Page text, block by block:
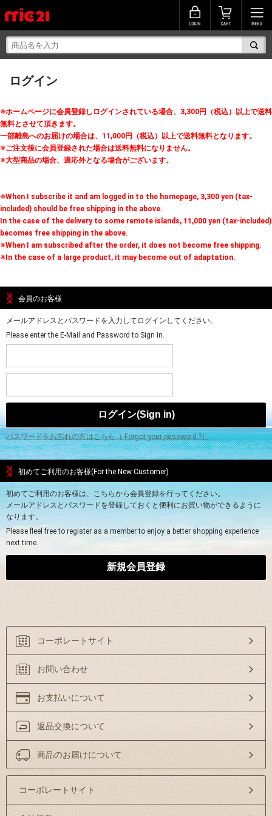
ログイン
※ホームページに会員登録しログインされている場合、3,300円（税込）以上で送料
無料とさせて頂きます。
一部離島へのお届けの場合は、11,000円（税込）以上で送料無料となります。
※ご注文後に会員登録された場合は送料無料になりません。
※大型商品の場合、適応外となる場合がございます。
※When I subscribe it and am logged in to the homepage, 3,300 yen (tax-
included) should be free shipping in the above.
In the case of the delivery to some remote islands, 11,000 yen (tax-included)
becomes free shipping in the above.
※When I am subscribed after the order, it does not become free shipping.
※In the case of a large product, it may become out of adaptation.
会員のお客様
メールアドレスとパスワードを入力してログインしてください。
Please enter the E-Mail and Password to Sign in.
パスワードをお忘れの方はこちら（ Forgot your password ?）
初めてご利用のお客様(For the New Customer)
初めてご利用のお客様は、こちらから会員登録を行ってください。
メールアドレスとパスワードを登録しておくと便利にお買い物ができるように
なります。
Please fleel free to register as a member to enjoy a better shopping experience
next time.
コーポレートサイト
お問い合わせ
お支払いについて
返品交換について
商品のお届けについて
コーポレートサイト